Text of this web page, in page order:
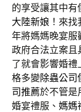
的享受讓其中有
大陸新娘 ！來找
年將媽媽晚宴服
政府合法立案且
了就會影響婚禮
格多變除蟲公司
司推薦於不管是
婚宴禮服、 媽媽